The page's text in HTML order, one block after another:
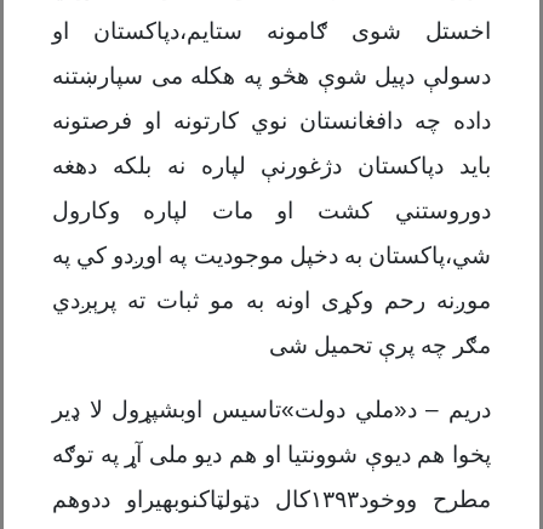
اخستل شوی ګامونه ستایم،دپاکستان او
دسولې دپیل شوې هڅو په هکله می سپارښتنه
داده چه دافغانستان نوي کارتونه او فرصتونه
باید دپاکستان دژغورنې لپاره نه بلکه دهغه
دوروستني کشت او مات لپاره وکارول
شي،پاکستان به دخپل موجودیت په اوږدو کي په
موږنه رحم وکړی اونه به مو ثبات ته پرېږدي
مګر چه پرې تحمیل شی
دریم – د«ملي دولت»تاسیس اوبشپړول لا ډیر
پخوا هم دیوې شوونتیا او هم ديو ملی آړ په توګه
مطرح ووخود۱۳۹۳کال دټولټاکنوبهیراو ددوهم